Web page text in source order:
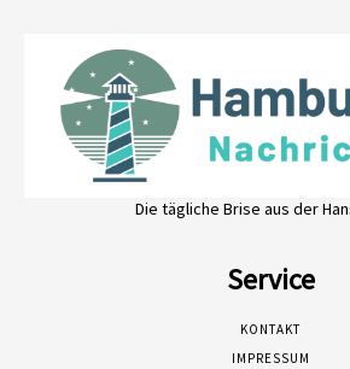
Die tägliche Brise aus der
Service
KONTAKT
IMPRESSUM